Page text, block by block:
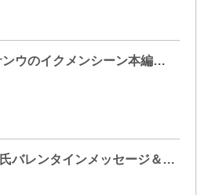
映画『探偵なふたり：リターンズ』 クォン・サンウのイクメンシーン本編映像解禁！
『探偵なふたり：リターンズ』クォン・サンウ氏バレンタインメッセージ＆キャラ映像解禁